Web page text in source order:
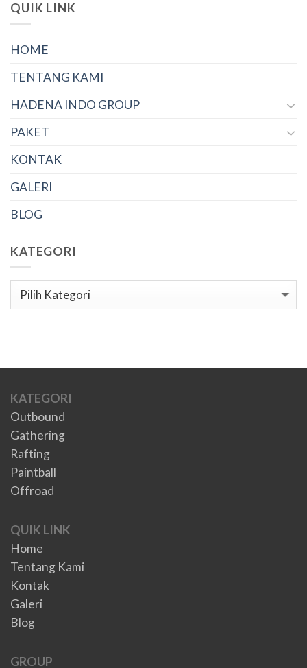
QUIK LINK
HOME
TENTANG KAMI
HADENA INDO GROUP
PAKET
KONTAK
GALERI
BLOG
KATEGORI
Kategori
KATEGORI
Outbound
Gathering
Rafting
Paintball
Offroad
QUIK LINK
Home
Tentang Kami
Kontak
Galeri
Blog
GROUP